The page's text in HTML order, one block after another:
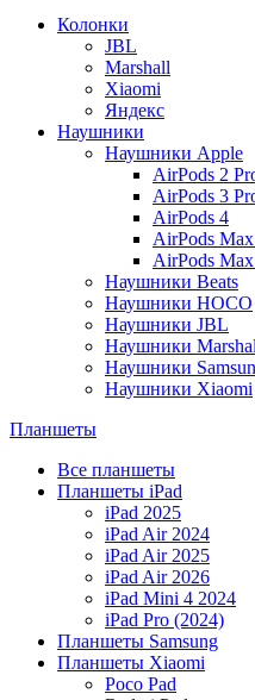
Колонки
JBL
Marshall
Xiaomi
Яндекс
Наушники
Наушники Apple
AirPods 2
AirPods 3
AirPods 4
AirPods
AirPods
Наушники Beats
Наушники HOCO
Наушники JBL
Наушники
Наушники
Наушники Xiaomi
Планшеты
Все планшеты
Планшеты iPad
iPad 2025
iPad Air 2024
iPad Air 2025
iPad Air 2026
iPad Mini 4 2024
iPad Pro (2024)
Планшеты Samsung
Планшеты Xiaomi
Poco Pad